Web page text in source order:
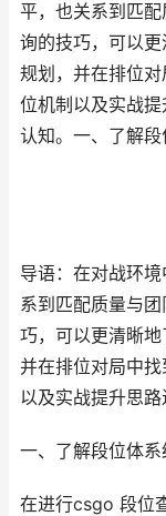
平，也关系到匹
询的技巧，可以
规划，并在排位
位机制以及实战
认知。一、了解
导语：在对战环
系到匹配质量与
巧，可以更清晰地
并在排位对局中
以及实战提升思路
一、了解段位体系
在进行csgo 段位